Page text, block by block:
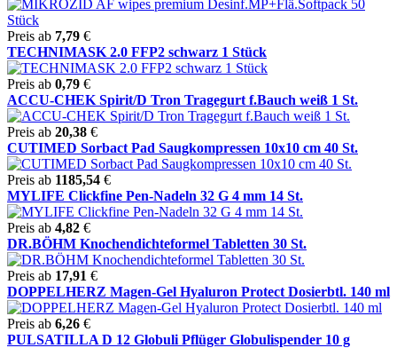
Preis ab 7,79 €
TECHNIMASK 2.0 FFP2 schwarz 1 Stück
Preis ab 0,79 €
ACCU-CHEK Spirit/D Tron Tragegurt f.Bauch weiß 1 St.
Preis ab 20,38 €
CUTIMED Sorbact Pad Saugkompressen 10x10 cm 40 St.
Preis ab 1185,54 €
MYLIFE Clickfine Pen-Nadeln 32 G 4 mm 14 St.
Preis ab 4,82 €
DR.BÖHM Knochendichteformel Tabletten 30 St.
Preis ab 17,91 €
DOPPELHERZ Magen-Gel Hyaluron Protect Dosierbtl. 140 ml
Preis ab 6,26 €
PULSATILLA D 12 Globuli Pflüger Globulispender 10 g